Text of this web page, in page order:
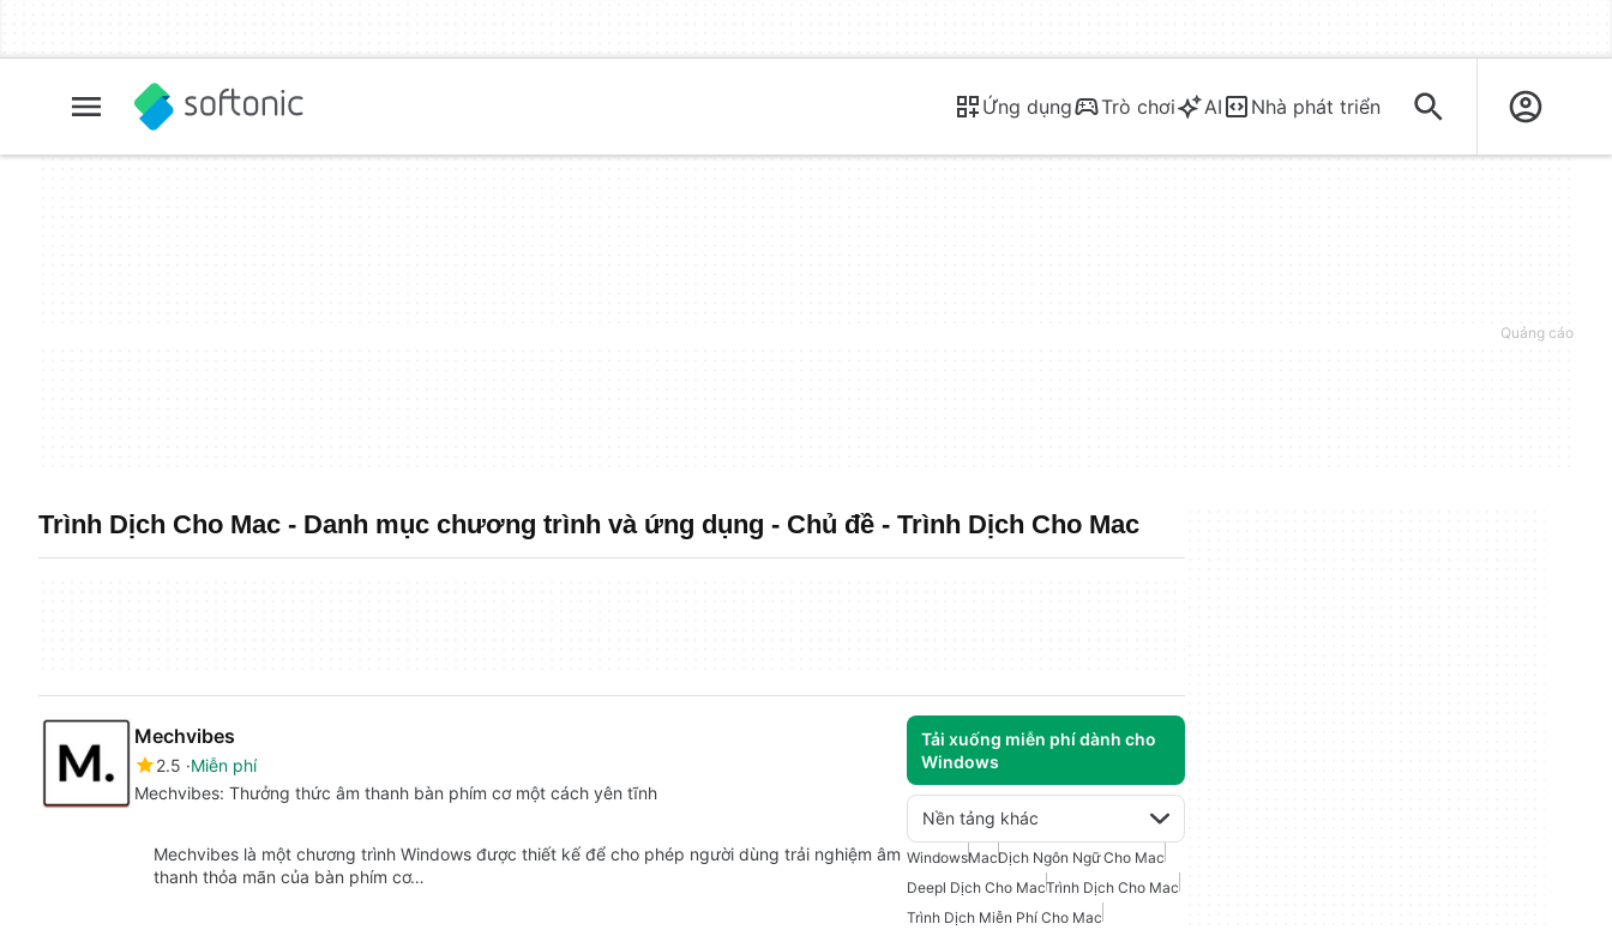
Ứng dụng Trò chơi AI Nhà phát triển
Trình Dịch Cho Mac - Danh mục chương trình và ứng dụng - Chủ đề - Trình Dịch Cho Mac
Mechvibes
2.5 Miễn phí
Mechvibes: Thưởng thức âm thanh bàn phím cơ một cách yên tĩnh
Tải xuống miễn phí dành cho
Windows
Nền tảng khác
Mechvibes là một chương trình Windows được thiết kế để cho phép người dùng trải nghiệm âm
thanh thỏa mãn của bàn phím cơ…
WindowsMacDịch Ngôn Ngữ Cho Mac
Deepl Dịch Cho MacTrình Dịch Cho Mac
Trình Dịch Miễn Phí Cho Mac